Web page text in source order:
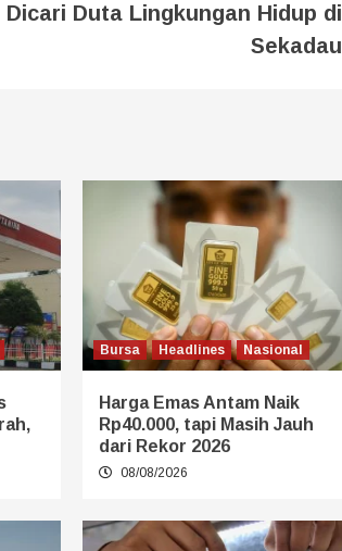
Dicari Duta Lingkungan Hidup di
Sekadau
Bursa Headlines Nasional
Harga Emas Antam Naik
Rp40.000, tapi Masih Jauh
dari Rekor 2026
08/08/2026